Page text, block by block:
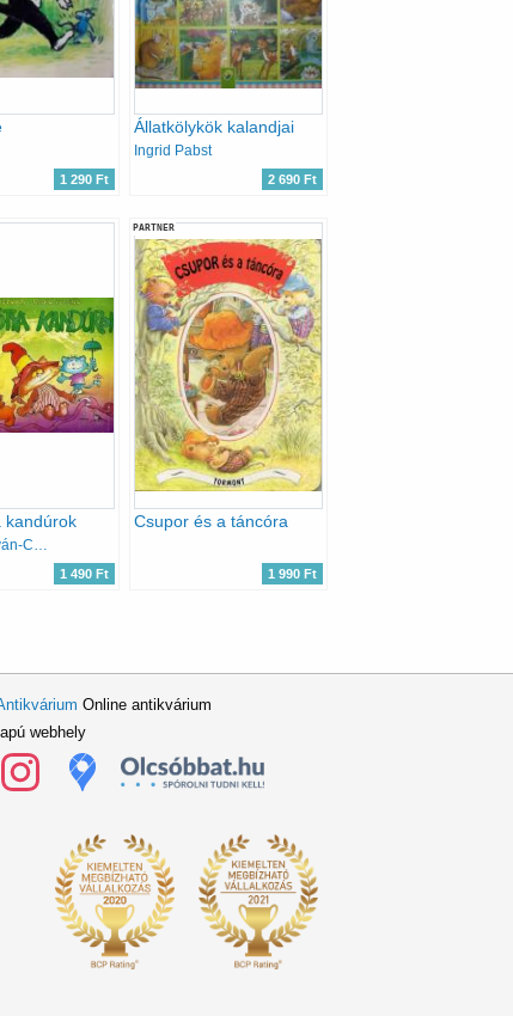
1 290 Ft
Állatkölykök kalandjai
Ingrid Pabst
2 690 Ft
kandúrok
1 490 Ft
PARTNER
Csupor és a táncóra
1 990 Ft
Online antikvárium
webhely